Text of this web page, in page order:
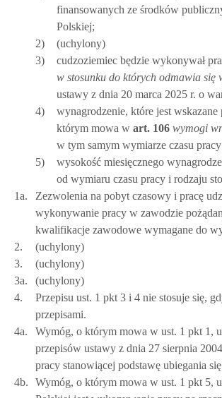
finansowanych ze środków
Polskiej;
2)
(uchylony)
3)
cudzoziemiec będzie wykonywał
w stosunku do których odmawia się
ustawy z dnia 20 marca 2025 r. o
4)
wynagrodzenie, które jest
którym mowa w art. 106 wymogi
w tym samym wymiarze czasu
5)
wysokość miesięcznego
od wymiaru czasu pracy i rodzaju
1a.
Zezwolenia na pobyt czasowy i pracę
wykonywanie pracy w zawodzie
kwalifikacje zawodowe wymagane do
2.
(uchylony)
3.
(uchylony)
3a.
(uchylony)
4.
Przepisu ust. 1 pkt 3 i 4 nie stosuje się,
przepisami.
4a.
Wymóg, o którym mowa w ust. 1 pkt 1,
przepisów ustawy z dnia 27 sierpnia
pracy stanowiącej podstawę ubiegania
4b.
Wymóg, o którym mowa w ust. 1 pkt 5,